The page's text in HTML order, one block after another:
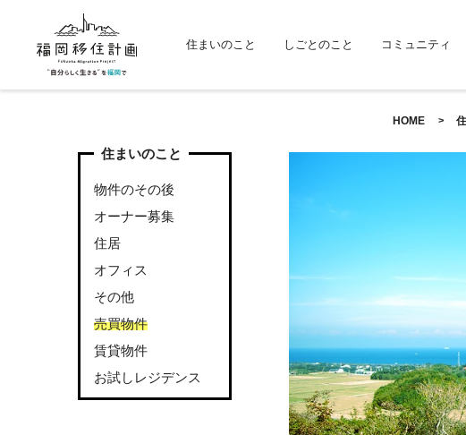
住まいのこと しごとのこと コミュニティ
HOME
住まいのこと
物件のその後
オーナー募集
住居
オフィス
その他
売買物件
賃貸物件
お試しレジデンス